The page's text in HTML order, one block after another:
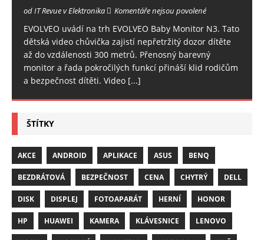
od IT Revue v Elektronika Komentáře nejsou povolené
EVOLVEO uvádí na trh EVOLVEO Baby Monitor N3. Tato
dětská video chůvička zajistí nepřetržitý dozor dítěte
až do vzdálenosti 300 metrů. Přenosný barevný
monitor a řada pokročilých funkcí přináší klid rodičům
a bezpečnost dítěti. Video [...]
ŠTÍTKY
AKCE ANDROID APLIKACE ASUS BENQ
BEZDRÁTOVÁ BEZPEČNOST CENA CHYTRÝ DELL
DISK DISPLEJ FOTOAPARÁT HERNÍ HONOR
HP HUAWEI KAMERA KLÁVESNICE LENOVO